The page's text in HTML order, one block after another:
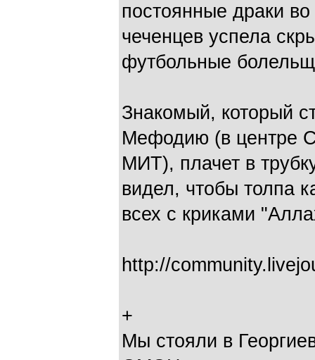
постоянные драки во
чеченцев успела
футбольные
Знакомый, который
Мефодию (в центре
МИТ), плачет в
видел, чтобы толпа
всех с криками
http://
+
Мы стояли в